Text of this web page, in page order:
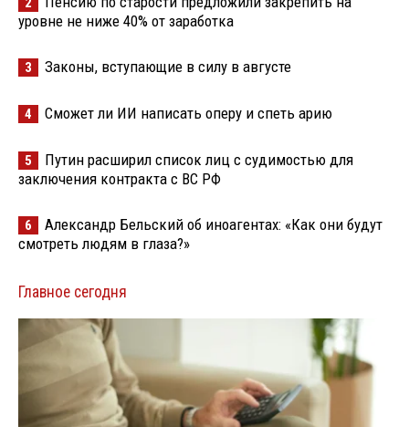
уровне не ниже 40% от заработка
3 Законы, вступающие в силу в августе
4 Сможет ли ИИ написать оперу и спеть арию
5
Путин расширил список лиц с судимостью для
заключения контракта с ВС РФ
6
Александр Бельский об иноагентах: «Как они будут
смотреть людям в глаза?»
Главное сегодня